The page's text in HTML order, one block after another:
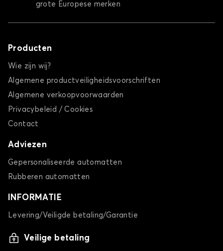
grote Europese merken
Producten
Wie zijn wij?
Algemene productveiligheidsvoorschriften
Algemene verkoopvoorwaarden
Privacybeleid / Cookies
Contact
Adviezen
Gepersonaliseerde automatten
Rubberen automatten
INFORMATIE
Levering/Veiligde betaling/Garantie
Veilige betaling